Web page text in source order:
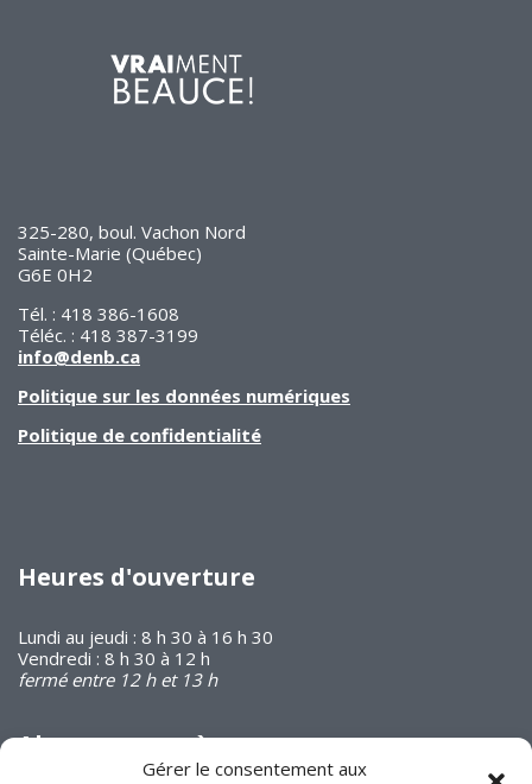
Gérer le consentement aux
325-280, boul. Vachon Nord
Sainte-Marie (Québec)
G6E 0H2
Tél. : 418 386-1608
Téléc. : 418 387-3199
info@denb.ca
Politique sur les données numériques
Politique de confidentialité
Heures d'ouverture
Lundi au jeudi : 8 h 30 à 16 h 30
Vendredi : 8 h 30 à 12 h
fermé entre 12 h et 13 h
Abonnez-vous à
notre infolettre